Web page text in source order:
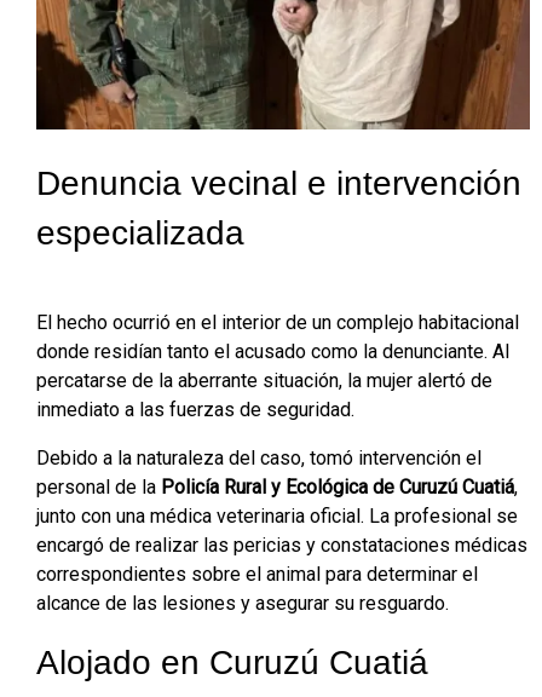
Denuncia vecinal e intervención
especializada
El hecho ocurrió en el interior de un complejo habitacional
donde residían tanto el acusado como la denunciante. Al
percatarse de la aberrante situación, la mujer alertó de
inmediato a las fuerzas de seguridad.
Debido a la naturaleza del caso, tomó intervención el
personal de la Policía Rural y Ecológica de Curuzú Cuatiá,
junto con una médica veterinaria oficial. La profesional se
encargó de realizar las pericias y constataciones médicas
correspondientes sobre el animal para determinar el
alcance de las lesiones y asegurar su resguardo.
Alojado en Curuzú Cuatiá